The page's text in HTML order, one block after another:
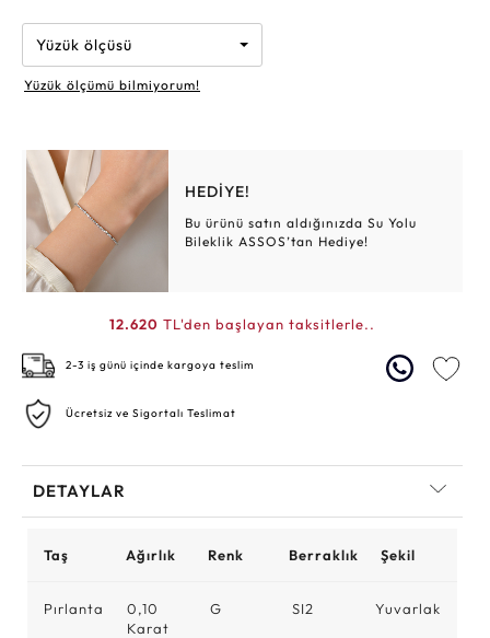
Yüzük ölçüsü
Yüzük ölçümü bilmiyorum!
HEDİYE!
Bu ürünü satın aldığınızda Su Yolu
Bileklik ASSOS’tan Hediye!
12.620 TL'den başlayan taksitlerle..
2-3 iş günü içinde kargoya teslim
Ücretsiz ve Sigortalı Teslimat
DETAYLAR
Taş Ağırlık Renk Berraklık Şekil
Pırlanta
0,10
Karat
G SI2 Yuvarlak